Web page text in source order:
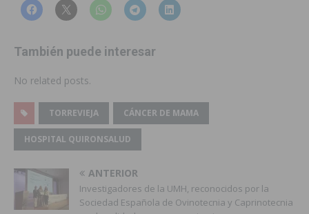
También puede interesar
No related posts.
TORREVIEJA CÁNCER DE MAMA
HOSPITAL QUIRONSALUD
ANTERIOR
Investigadores de la UMH, reconocidos por la
Sociedad Española de Ovinotecnia y Caprinotecnia